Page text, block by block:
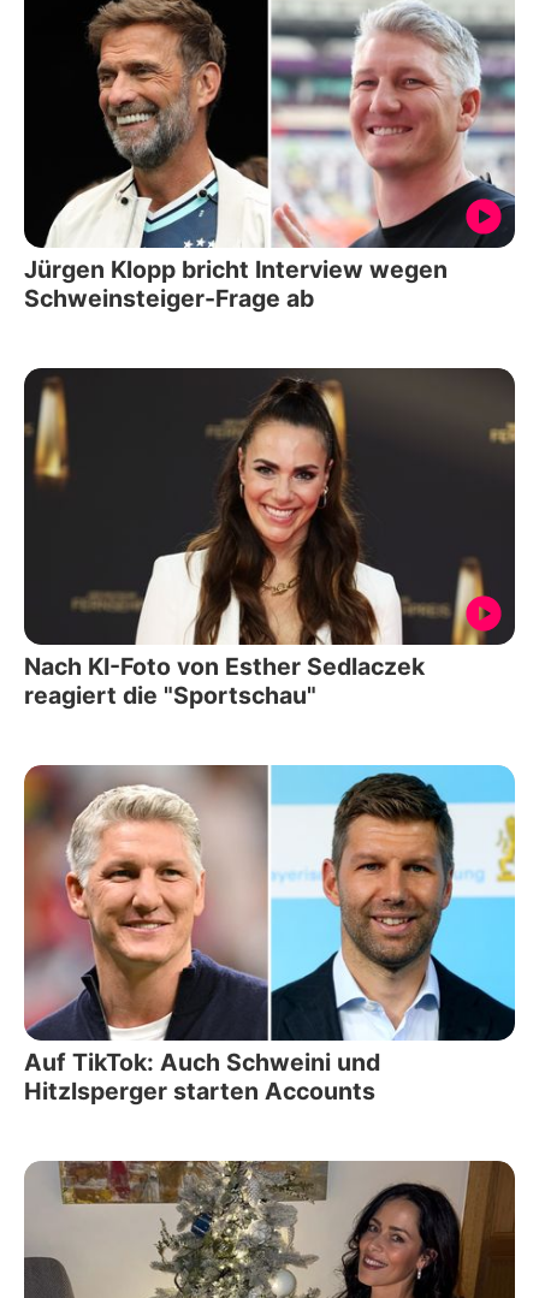
Jürgen Klopp bricht Interview wegen
Schweinsteiger-Frage ab
Nach KI-Foto von Esther Sedlaczek
reagiert die "Sportschau"
Auf TikTok: Auch Schweini und
Hitzlsperger starten Accounts